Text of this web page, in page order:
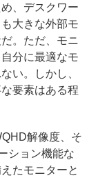
、デスクワー
大きな外部モ
。ただ、モニ
分に最適なモ
い。しかし、
要素はある程
解像度、そ
ション機能な
たモニターと